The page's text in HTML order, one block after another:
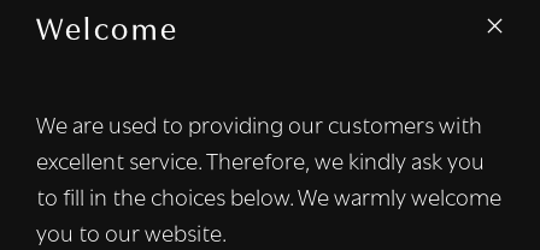
Welcome
We are used to providing our customers with
excellent service. Therefore, we kindly ask you
to fill in the choices below. We warmly welcome
you to our website.
We gebruiken cookies om inhoud en
informatie over uw gebruik van onze site
met onze advertentie- en analysepartners,
die deze kunnen combineren met andere
informatie die u aan hen heeft verstrekt of